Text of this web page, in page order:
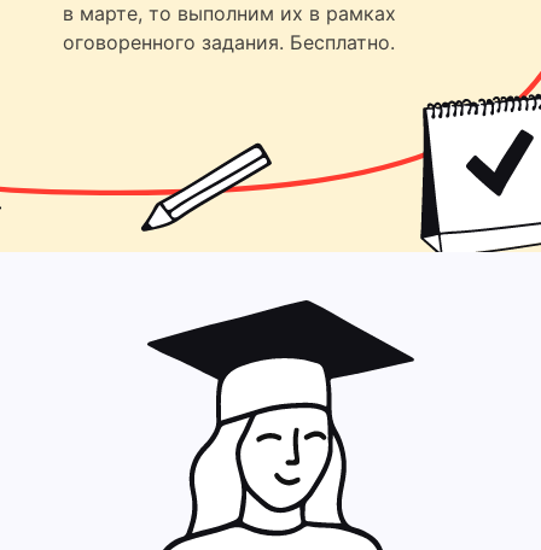
в марте, то выполним их в рамках
оговоренного задания. Бесплатно.